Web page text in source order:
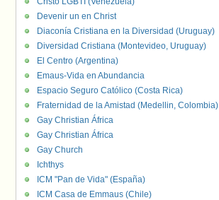
Devenir un en Christ
Diaconía Cristiana en la Diversidad (Uruguay)
Diversidad Cristiana (Montevideo, Uruguay)
El Centro (Argentina)
Emaus-Vida en Abundancia
Espacio Seguro Católico (Costa Rica)
Fraternidad de la Amistad (Medellin, Colombia)
Gay Christian África
Gay Christian África
Gay Church
Ichthys
ICM "Pan de Vida" (España)
ICM Casa de Emmaus (Chile)